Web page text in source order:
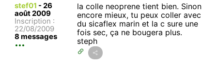
stef01 - 26
août 2009
Inscription :
22/08/2009
8 messages
la colle neoprene tient bien. Sinon
encore mieux, tu peux coller avec
du sicaflex marin et la c sure une
fois sec, ça ne bougera plus.
steph